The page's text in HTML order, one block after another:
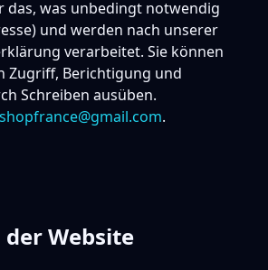
das, was unbedingt notwendig
und werden nach unserer
verarbeitet. Sie können
Zugriff, Berichtigung und
Schreiben ausüben.
.
Website